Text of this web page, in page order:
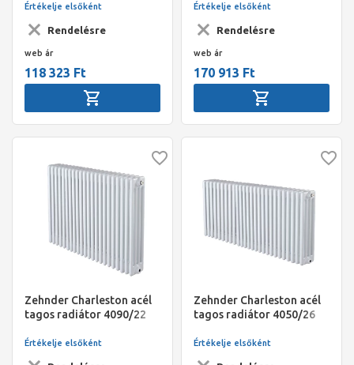
(RAL9016)
Rendelésre
Értékelje elsőként
web ár
118 323 Ft
(RAL9016)
Rendelésre
Értékelje elsőként
web ár
170 913 Ft
Zehnder Charleston acél
tagos radiátor 4090/22
(RAL9016)
Értékelje elsőként
Zehnder Charleston acél
tagos radiátor 4050/26
(RAL9016)
Értékelje elsőként